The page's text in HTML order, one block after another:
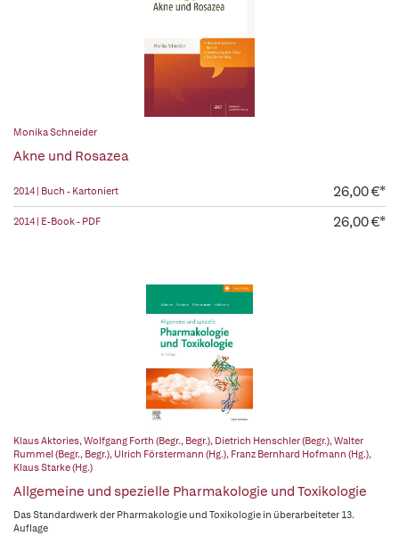
Monika Schneider
Akne und Rosazea
2014 | Buch - Kartoniert 26,00 €*
2014 | E-Book - PDF 26,00 €*
Klaus Aktories,Wolfgang Forth (Begr., Begr.), Dietrich Henschler (Begr.),Walter
Rummel (Begr., Begr.), Ulrich Förstermann (Hg.), Franz Bernhard Hofmann (Hg.),
Klaus Starke (Hg.)
Allgemeine und spezielle Pharmakologie und Toxikologie
Das Standardwerk der Pharmakologie und Toxikologie in überarbeiteter 13.
Auflage